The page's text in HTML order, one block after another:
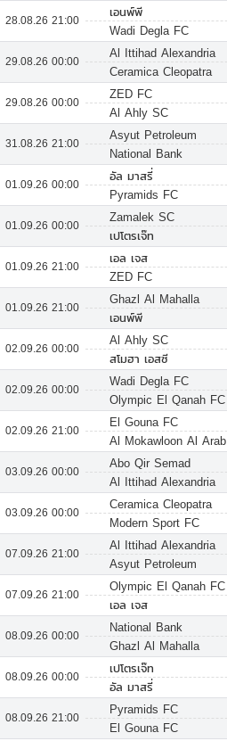
28.08.26 21:00
เอนพ์พี
Wadi Degla FC
29.08.26 00:00
Al Ittihad Alexandria
Ceramica Cleopatra
29.08.26 00:00
ZED FC
Al Ahly SC
31.08.26 21:00
Asyut Petroleum
National Bank
01.09.26 00:00
อัล มาสรี่
Pyramids FC
01.09.26 00:00
Zamalek SC
เปโตรเจ๊ท
01.09.26 21:00
เอล เจส
ZED FC
01.09.26 21:00
Ghazl Al Mahalla
เอนพ์พี
02.09.26 00:00
Al Ahly SC
สโมฮา เอสซี
02.09.26 00:00
Wadi Degla FC
Olympic El Qanah FC
02.09.26 21:00
El Gouna FC
Al Mokawloon Al Arab
03.09.26 00:00
Abo Qir Semad
Al Ittihad Alexandria
03.09.26 00:00
Ceramica Cleopatra
Modern Sport FC
07.09.26 21:00
Al Ittihad Alexandria
Asyut Petroleum
07.09.26 21:00
Olympic El Qanah FC
เอล เจส
08.09.26 00:00
National Bank
Ghazl Al Mahalla
08.09.26 00:00
เปโตรเจ๊ท
อัล มาสรี่
08.09.26 21:00
Pyramids FC
El Gouna FC